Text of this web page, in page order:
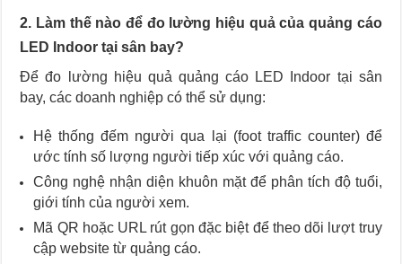
2. Làm thế nào để đo lường hiệu quả của quảng cáo
LED Indoor tại sân bay?
Để đo lường hiệu quả quảng cáo LED Indoor tại sân
bay, các doanh nghiệp có thể sử dụng:
Hệ thống đếm người qua lại (foot traffic counter) để
ước tính số lượng người tiếp xúc với quảng cáo.
Công nghệ nhận diện khuôn mặt để phân tích độ tuổi,
giới tính của người xem.
Mã QR hoặc URL rút gọn đặc biệt để theo dõi lượt truy
cập website từ quảng cáo.